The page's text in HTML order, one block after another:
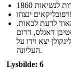
לנשיאות 1860
רפובליקאים ינצחו!
הייתה חיונית מאוד לדעת לבאות.
דאגלס, דרום
יצא וידו על
העליונה.
Lysbilde: 6